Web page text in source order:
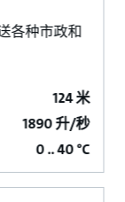
各种市政和
124 米
1890 升/秒
0 .. 40 °C